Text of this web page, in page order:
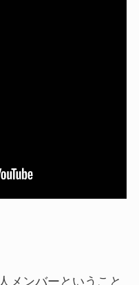
メンバーということ